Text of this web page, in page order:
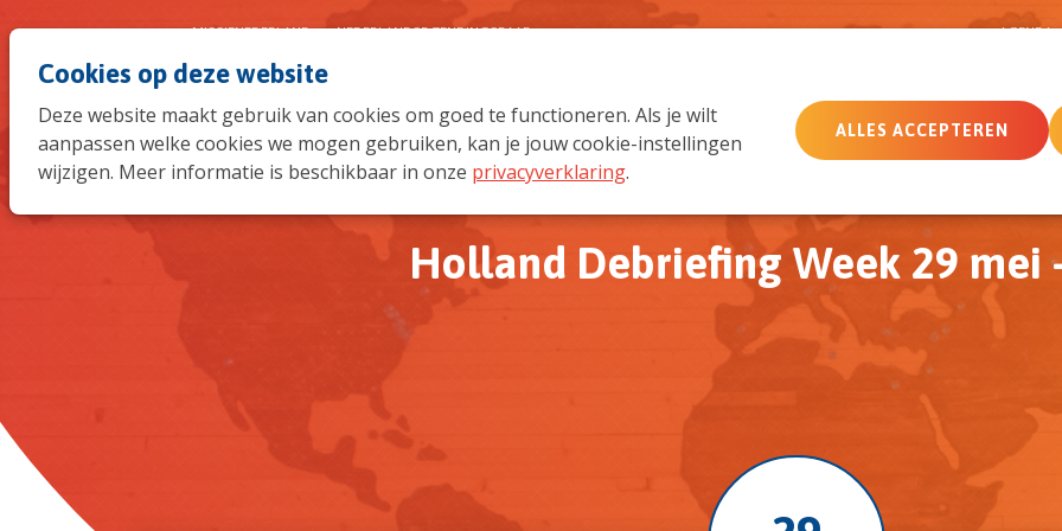
Cookies op deze website
Deze website maakt gebruik van cookies om goed te functioneren. Als je wilt
aanpassen welke cookies we mogen gebruiken, kan je jouw cookie-instellingen
wijzigen. Meer informatie is beschikbaar in onze privacyverklaring.
ALLES ACCEPTEREN
MemberCare Netwerk
MISSIENEDERLAND NEDERLANDSE ZENDINGSRAAD AGENDA
Holland Debriefing Week 29 mei